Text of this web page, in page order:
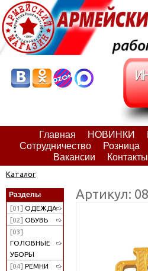
Главная НОВИНКИ
Сотрудничество
Розница
Вакансии
Контакты
Каталог
Разделы
[01] ОДЕЖДА
[02] ОБУВЬ
[03]
ГОЛОВНЫЕ
УБОРЫ
[04] РЕМНИ
Артикул: